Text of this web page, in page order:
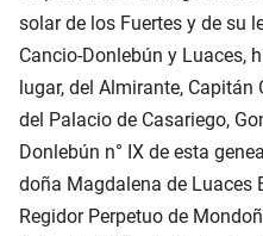
solar de los Fuertes y de su
Cancio-Donlebún y Luaces,
lugar, del Almirante, Capitán
del Palacio de Casariego,
Donlebún n° IX de esta
doña Magdalena de Luaces
Regidor Perpetuo de